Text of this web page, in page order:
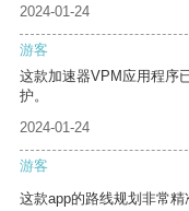
2024-01-24
游客
这款加速器VPM应用程序
护。
2024-01-24
游客
这款app的路线规划非常精